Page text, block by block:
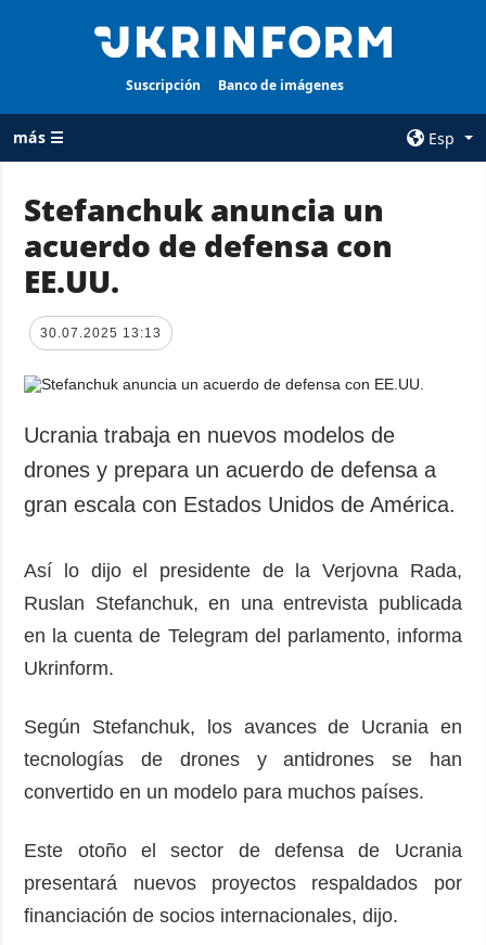
Suscripción Banco de imágenes
más ☰
Esp
TODAS LAS
CATEGORÍAS
Guerra
Reconstrucción
Política
Economía
Defensa
Sociedad y
Crimen
Desastres y
emergencias
AGENCIA
Política de
privacidad y
protección de
datos personales
Podcasts
Publicaciones
Entrevistas
Suscripción
Banco de
imágenes
Stefanchuk anuncia un
acuerdo de defensa con
EE.UU.
30.07.2025 13:13
Ucrania trabaja en nuevos modelos de
drones y prepara un acuerdo de defensa a
gran escala con Estados Unidos de América.
Así lo dijo el presidente de la Verjovna Rada,
Ruslan Stefanchuk, en una entrevista publicada
en la cuenta de Telegram del parlamento, informa
Ukrinform.
Según Stefanchuk, los avances de Ucrania en
tecnologías de drones y antidrones se han
convertido en un modelo para muchos países.
Este otoño el sector de defensa de Ucrania
presentará nuevos proyectos respaldados por
financiación de socios internacionales, dijo.